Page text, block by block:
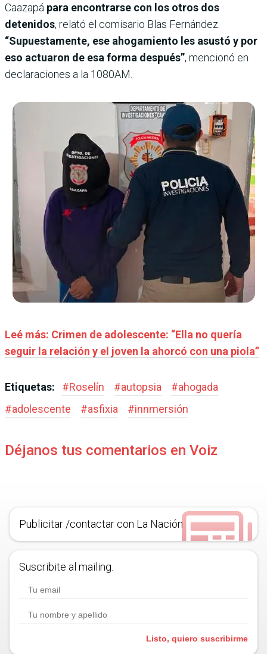
Caazapá para encontrarse con los otros dos
detenidos, relató el comisario Blas Fernández.
“Supuestamente, ese ahogamiento les asustó y por
eso actuaron de esa forma después”, mencionó en
declaraciones a la 1080AM.
Leé más: Crimen de adolescente: “Ella no quería
seguir la relación y el joven la ahorcó con una piola”
Etiquetas: #Roselín #autopsia #ahogada
#adolescente #asfixia #innmersión
Déjanos tus comentarios en Voiz
Publicitar /contactar con La Nación
Suscribite al mailing.
Listo, quiero suscribirme